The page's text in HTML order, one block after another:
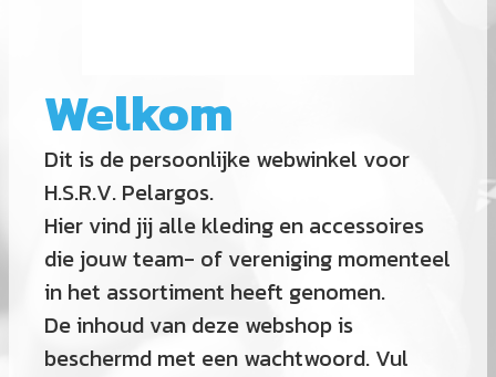
Welkom
Dit is de persoonlijke webwinkel voor
H.S.R.V. Pelargos.
Hier vind jij alle kleding en accessoires
die jouw team- of vereniging momenteel
in het assortiment heeft genomen.
De inhoud van deze webshop is
beschermd met een wachtwoord. Vul